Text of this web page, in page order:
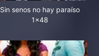
Sin senos no hay paraíso
1x48